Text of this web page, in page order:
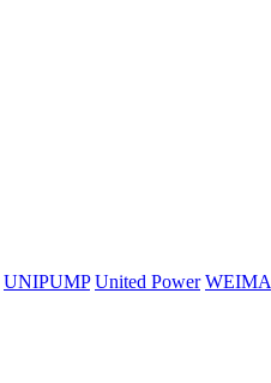
UNIPUMP United Power WEIMA